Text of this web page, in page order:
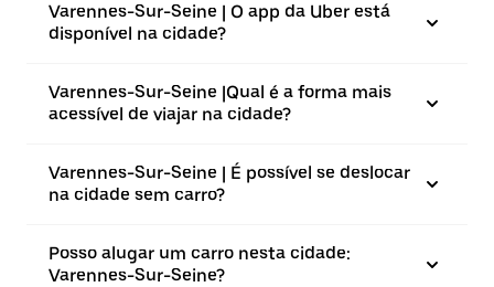
Varennes-Sur-Seine | O app da Uber está
disponível na cidade?
Varennes-Sur-Seine |⁠Qual é a forma mais
acessível de viajar na cidade?
Varennes-Sur-Seine | É possível se deslocar
na cidade sem carro?
Posso alugar um carro nesta cidade:
Varennes-Sur-Seine?